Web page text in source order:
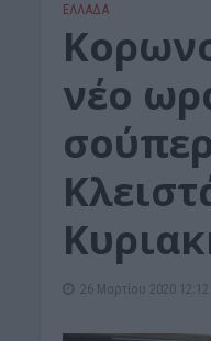
ΕΛΛΑΔΑ
νέο
26 Μαρτίου 2020 12:12